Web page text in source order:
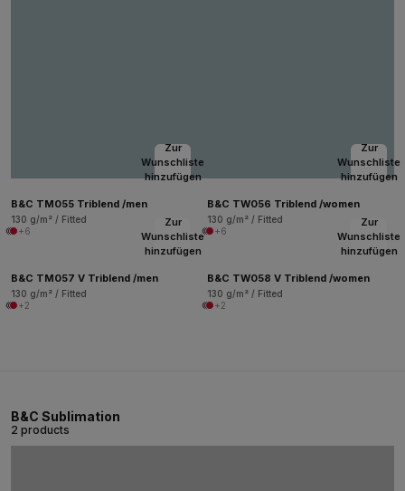
Zur
Wunschliste
hinzufügen
B&C TM055 Triblend /men
130 g/m² / Fitted
+6
Zur
Wunschliste
hinzufügen
B&C TW056 Triblend /women
130 g/m² / Fitted
+6
Zur
Wunschliste
hinzufügen
B&C TM057 V Triblend /men
130 g/m² / Fitted
+2
Zur
Wunschliste
hinzufügen
B&C TW058 V Triblend /women
130 g/m² / Fitted
+2
B&C Sublimation
2 products